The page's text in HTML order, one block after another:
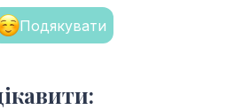
Подякувати